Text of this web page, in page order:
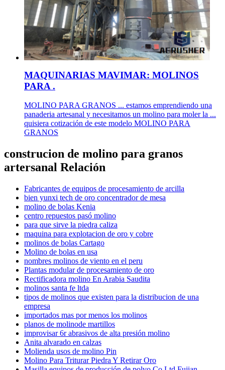
MAQUINARIAS MAVIMAR: MOLINOS
PARA .
MOLINO PARA GRANOS ... estamos emprendiendo una
panaderia artesanal y necesitamos un molino para moler la ...
quisiera cotización de este modelo MOLINO PARA
GRANOS
construcion de molino para granos
artersanal Relación
Fabricantes de equipos de procesamiento de arcilla
bien yunxi tech de oro concentrador de mesa
molino de bolas Kenia
centro repuestos pasó molino
para que sirve la piedra caliza
maquina para explotacion de oro y cobre
molinos de bolas Cartago
Molino de bolas en usa
nombres molinos de viento en el peru
Plantas modular de procesamiento de oro
Rectificadora molino En Arabia Saudita
molinos santa fe ltda
tipos de molinos que existen para la distribucion de una
empresa
importados mas por menos los molinos
planos de molinode martillos
improvisar 6r abrasivos de alta presión molino
Anita alvarado en calzas
Molienda usos de molino Pin
Molino Para Triturar Piedra Y Retirar Oro